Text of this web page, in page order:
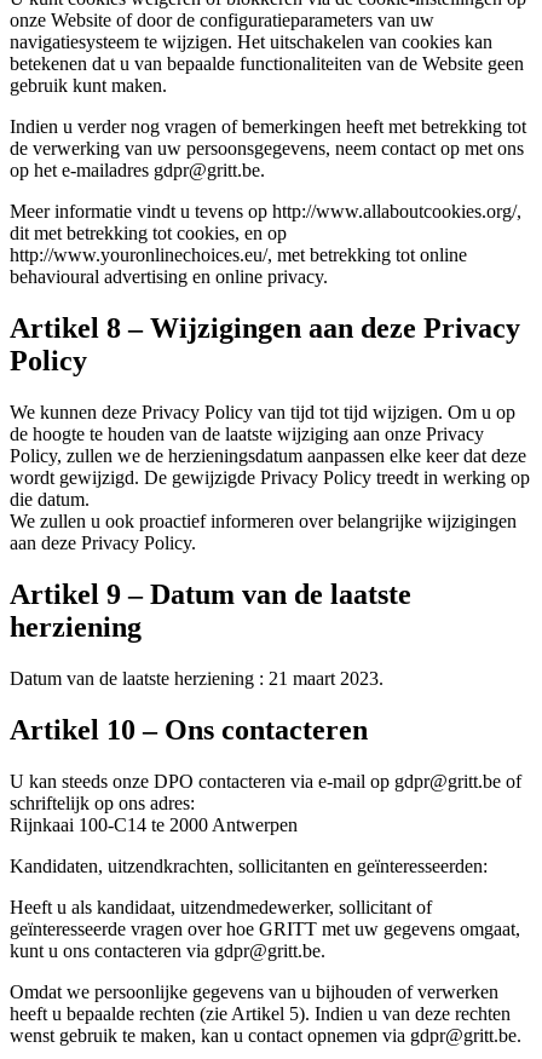
onze Website of door de configuratieparameters van uw
navigatiesysteem te wijzigen. Het uitschakelen van cookies kan
betekenen dat u van bepaalde functionaliteiten van de Website geen
gebruik kunt maken.
Indien u verder nog vragen of bemerkingen heeft met betrekking tot
de verwerking van uw persoonsgegevens, neem contact op met ons
op het e-mailadres gdpr@gritt.be.
Meer informatie vindt u tevens op http://www.allaboutcookies.org/,
dit met betrekking tot cookies, en op
http://www.youronlinechoices.eu/, met betrekking tot online
behavioural advertising en online privacy.
Artikel 8 – Wijzigingen aan deze Privacy
Policy
We kunnen deze Privacy Policy van tijd tot tijd wijzigen. Om u op
de hoogte te houden van de laatste wijziging aan onze Privacy
Policy, zullen we de herzieningsdatum aanpassen elke keer dat deze
wordt gewijzigd. De gewijzigde Privacy Policy treedt in werking op
die datum.
We zullen u ook proactief informeren over belangrijke wijzigingen
aan deze Privacy Policy.
Artikel 9 – Datum van de laatste
herziening
Datum van de laatste herziening : 21 maart 2023.
Artikel 10 – Ons contacteren
U kan steeds onze DPO contacteren via e-mail op gdpr@gritt.be of
schriftelijk op ons adres:
Rijnkaai 100-C14 te 2000 Antwerpen
Kandidaten, uitzendkrachten, sollicitanten en geïnteresseerden:
Heeft u als kandidaat, uitzendmedewerker, sollicitant of
geïnteresseerde vragen over hoe GRITT met uw gegevens omgaat,
kunt u ons contacteren via gdpr@gritt.be.
Omdat we persoonlijke gegevens van u bijhouden of verwerken
heeft u bepaalde rechten (zie Artikel 5). Indien u van deze rechten
wenst gebruik te maken, kan u contact opnemen via gdpr@gritt.be.